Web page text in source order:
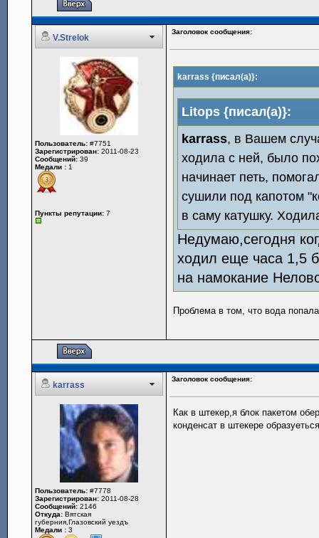
V.Strelok
Заголовок сообщения:
Пользователь: #7751
Зарегистрирован: 2011-08-23
Сообщений: 39
Медали : 1
Пункты репутации: 7
karrass {писал(а)}:
Litops {писал(а)}:
karrass, в Вашем
ходила с ней, было
начинает петь,
сушили под капотом
в саму катушку.
Недумаю,сегодня
ходил еще часа 1,5
на намокание
Проблема в том, что вода
karrass
Заголовок сообщения:
Пользователь: #7778
Зарегистрирован: 2011-08-28
Сообщений: 2146
Откуда: Вятская
губерния,Глазовский уездъ
Медали : 3
Как в штекер,я блок пакетом
конденсат в штекере